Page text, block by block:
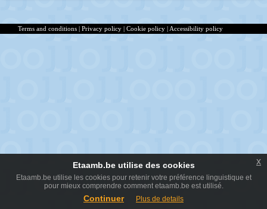
Terms and conditions | Privacy policy | Cookie policy | Accessibility policy
Etaamb.be utilise des cookies
Etaamb.be utilise les cookies pour retenir votre préférence linguistique et
pour mieux comprendre comment etaamb.be est utilisé.
Continuer Plus de details
x